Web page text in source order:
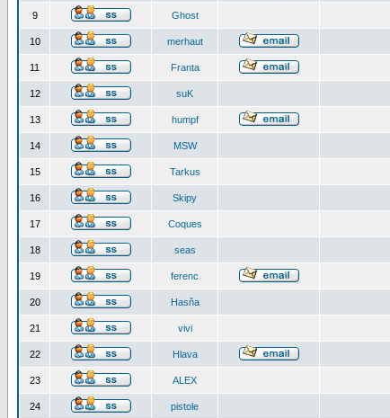
9 Ghost
10 merhaut
11 Franta
12 suK
13 humpf
14 MSW
15 Tarkus
16 Skipy
17 Coques
18 seas
19 ferenc
20 Hasňa
21 vivi
22 Hlava
23 ALEX
24 pistole